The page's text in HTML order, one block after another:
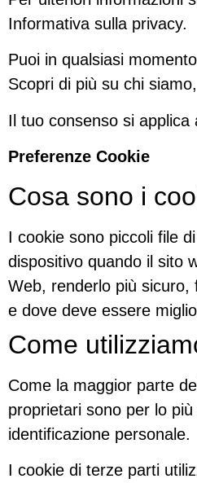
Informativa sulla privacy.
Puoi in qualsiasi
Scopri di più su chi
Il tuo consenso si applica
Preferenze Cookie
Cosa sono i
I cookie sono piccoli file
dispositivo quando il sito
Web, renderlo più sicuro,
e dove deve essere
Come
Come la maggior parte
proprietari sono per lo
identificazione personale.
I cookie di terze parti